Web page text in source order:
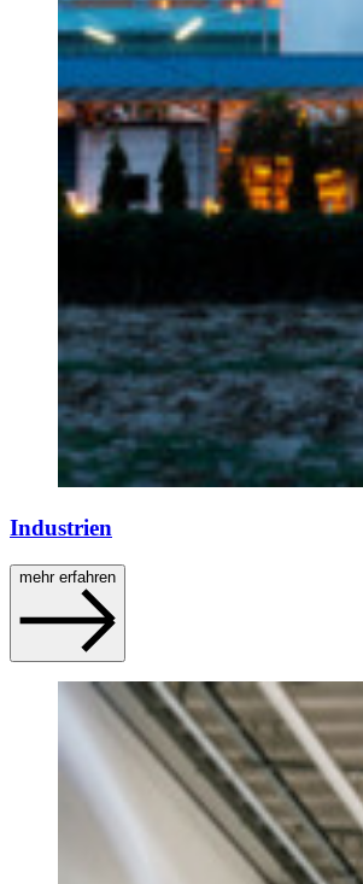
Industrien
mehr erfahren